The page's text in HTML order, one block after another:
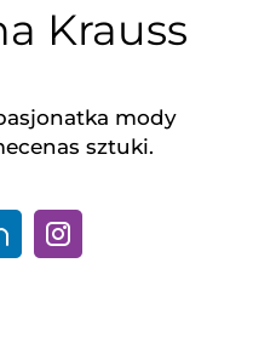
Krauss
mody
sztuki.